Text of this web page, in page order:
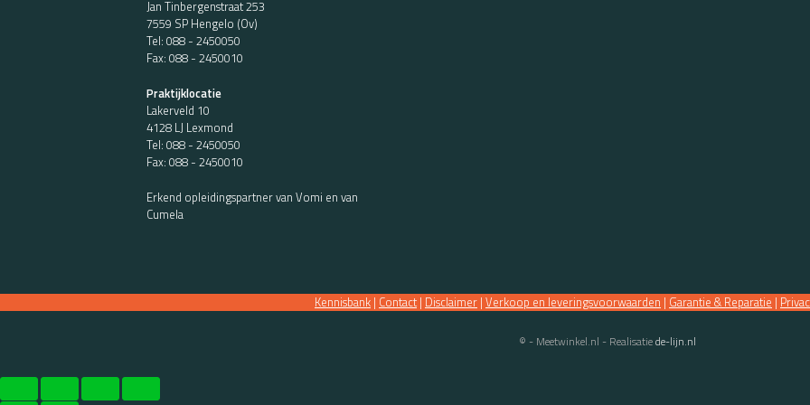
Jan Tinbergenstraat 253
7559 SP Hengelo (Ov)
Tel: 088 - 2450050
Fax: 088 - 2450010
Praktijklocatie
Lakerveld 10
4128 LJ Lexmond
Tel: 088 - 2450050
Fax: 088 - 2450010
Erkend opleidingspartner van Vomi en van
Cumela
Kennisbank | Contact | Disclaimer | Verkoop en leveringsvoorwaarden | Garantie & Reparatie |
© - Meetwinkel.nl - Realisatiede-lijn.nl